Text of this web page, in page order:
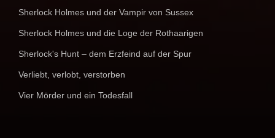
Sherlock Holmes und der Vampir von Sussex
Sherlock Holmes und die Loge der Rothaarigen
Sherlock's Hunt – dem Erzfeind auf der Spur
Verliebt, verlobt, verstorben
Vier Mörder und ein Todesfall